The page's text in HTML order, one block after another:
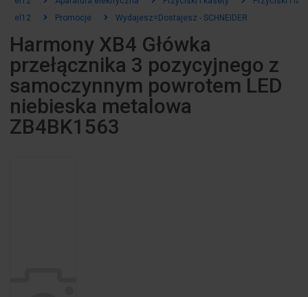
el12
Promocje Wydajesz=Dostajesz - SCHNEIDER
Harmony XB4 Główka
przełącznika 3 pozycyjnego z
samoczynnym powrotem LED
niebieska metalowa
ZB4BK1563